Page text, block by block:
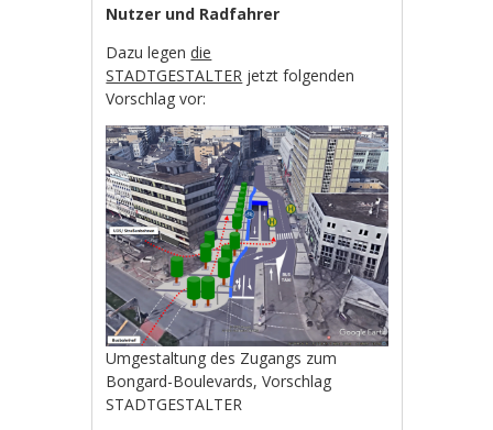
Nutzer und Radfahrer
Dazu legendie
STADTGESTALTER jetzt folgenden
Vorschlag vor:
Umgestaltung des Zugangs zum
Bongard-Boulevards, Vorschlag
STADTGESTALTER